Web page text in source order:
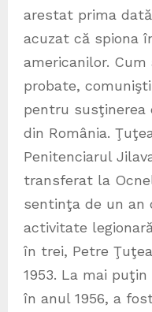
arestat prima
acuzat că spiona
americanilor.
probate,
pentru susţinerea
din România.
Penitenciarul
transferat la
sentinţa de un an
activitate
în trei, Petre
1953. La mai
în anul 1956, a